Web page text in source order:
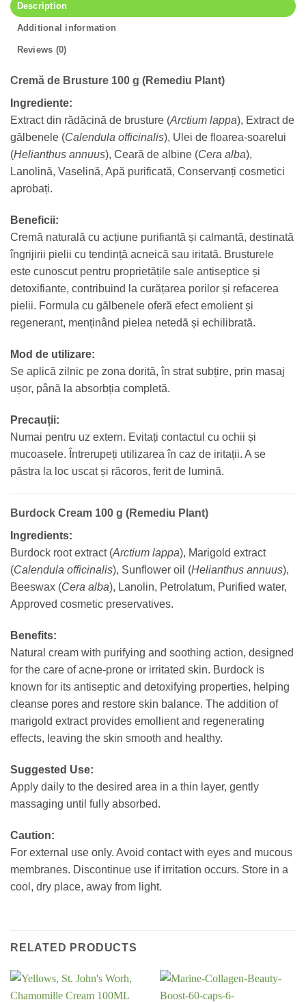
Description
Additional information
Reviews (0)
Cremă de Brusture 100 g (Remediu Plant)
Ingrediente:
Extract din rădăcină de brusture (Arctium lappa), Extract de
gălbenele (Calendula officinalis), Ulei de floarea-soarelui
(Helianthus annuus), Ceară de albine (Cera alba),
Lanolină, Vaselină, Apă purificată, Conservanți cosmetici
aprobați.
Beneficii:
Cremă naturală cu acțiune purifiantă și calmantă, destinată
îngrijirii pielii cu tendință acneică sau iritată. Brusturele
este cunoscut pentru proprietățile sale antiseptice și
detoxifiante, contribuind la curățarea porilor și refacerea
pielii. Formula cu gălbenele oferă efect emolient și
regenerant, menținând pielea netedă și echilibrată.
Mod de utilizare:
Se aplică zilnic pe zona dorită, în strat subțire, prin masaj
ușor, până la absorbția completă.
Precauții:
Numai pentru uz extern. Evitați contactul cu ochii și
mucoasele. Întrerupeți utilizarea în caz de iritații. A se
păstra la loc uscat și răcoros, ferit de lumină.
Burdock Cream 100 g (Remediu Plant)
Ingredients:
Burdock root extract (Arctium lappa), Marigold extract
(Calendula officinalis), Sunflower oil (Helianthus annuus),
Beeswax (Cera alba), Lanolin, Petrolatum, Purified water,
Approved cosmetic preservatives.
Benefits:
Natural cream with purifying and soothing action, designed
for the care of acne-prone or irritated skin. Burdock is
known for its antiseptic and detoxifying properties, helping
cleanse pores and restore skin balance. The addition of
marigold extract provides emollient and regenerating
effects, leaving the skin smooth and healthy.
Suggested Use:
Apply daily to the desired area in a thin layer, gently
massaging until fully absorbed.
Caution:
For external use only. Avoid contact with eyes and mucous
membranes. Discontinue use if irritation occurs. Store in a
cool, dry place, away from light.
RELATED PRODUCTS